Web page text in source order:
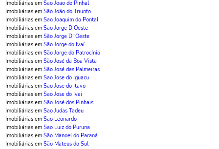
Imobiliárias em Sao Joao do Pinhal
Imobiliárias em São João do Triunfo
Imobiliárias em Sao Joaquim do Pontal
Imobiliárias em Sao Jorge D Oeste
Imobiliárias em São Jorge D´Oeste
Imobiliárias em São Jorge do Ivaí
Imobiliárias em São Jorge do Patrocínio
Imobiliárias em São José da Boa Vista
Imobiliárias em São José das Palmeiras
Imobiliárias em Sao Jose do Iguacu
Imobiliárias em Sao Jose do Itavo
Imobiliárias em Sao Jose do Ivai
Imobiliárias em São José dos Pinhais
Imobiliárias em Sao Judas Tadeu
Imobiliárias em Sao Leonardo
Imobiliárias em Sao Luiz do Puruna
Imobiliárias em São Manoel do Paraná
Imobiliárias em São Mateus do Sul